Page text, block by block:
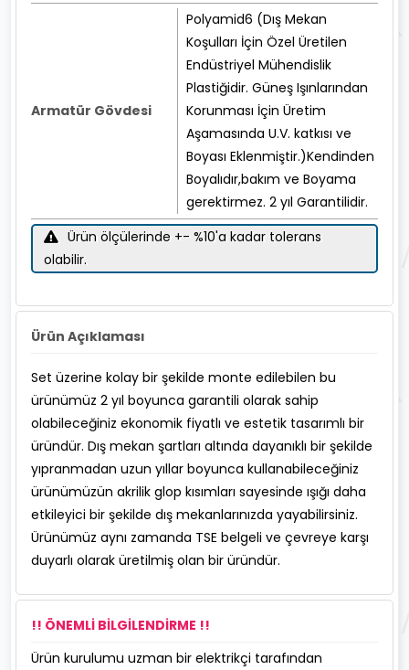
Armatür Gövdesi
Polyamid6 (Dış Mekan
Koşulları İçin Özel Üretilen
Endüstriyel Mühendislik
Plastiğidir. Güneş Işınlarından
Korunması İçin Üretim
Aşamasında U.V. katkısı ve
Boyası Eklenmiştir.)Kendinden
Boyalıdır,bakım ve Boyama
gerektirmez. 2 yıl Garantilidir.
Ürün ölçülerinde +- %10'a kadar tolerans
olabilir.
Ürün Açıklaması
Set üzerine kolay bir şekilde monte edilebilen bu
ürünümüz 2 yıl boyunca garantili olarak sahip
olabileceğiniz ekonomik fiyatlı ve estetik tasarımlı bir
üründür. Dış mekan şartları altında dayanıklı bir şekilde
yıpranmadan uzun yıllar boyunca kullanabileceğiniz
ürünümüzün akrilik glop kısımları sayesinde ışığı daha
etkileyici bir şekilde dış mekanlarınızda yayabilirsiniz.
Ürünümüz aynı zamanda TSE belgeli ve çevreye karşı
duyarlı olarak üretilmiş olan bir üründür.
!! ÖNEMLİ BİLGİLENDİRME !!
Ürün kurulumu uzman bir elektrikçi tarafından